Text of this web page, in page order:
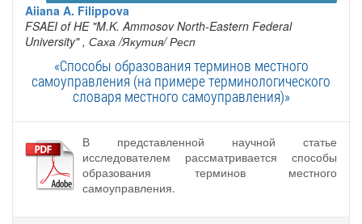
Aiiana A. Filippova
FSAEI of HE "M.K. Ammosov North-Eastern Federal
University" , Саха /Якутия/ Респ
«Способы образования терминов местного
самоуправления (на примере терминологического
словаря местного самоуправления)»
В представленной научной статье
исследователем рассматривается способы
образования терминов местного
самоуправления.